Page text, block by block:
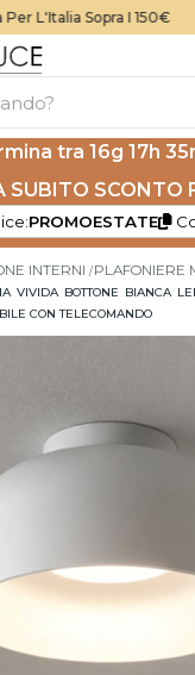
L'Italia Sopra I 150€
tra16g 17h
SUBITO SCONTO
PROMOESTATE
INTERNI PLAFONIERE
VIVIDA BOTTONE BIANCA
CON TELECOMANDO